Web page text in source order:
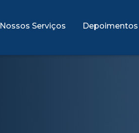
Nossos Serviços Depoimentos